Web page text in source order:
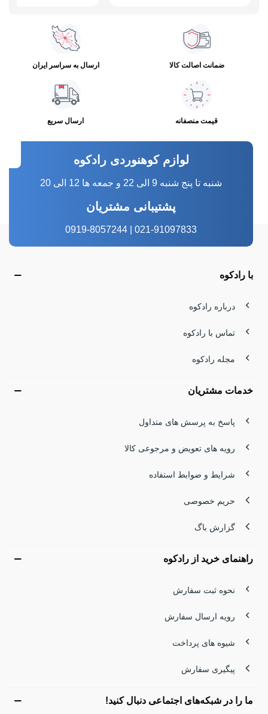
ضمانت اصالت کالا ارسال به سراسر ایران
قیمت منصفانه ارسال سریع
لوازم کوهنوردی رادکوه
شنبه تا پنج شنبه 9 الی 22 و جمعه ها 12 الی 20
پشتیبانی مشتریان
021-91097833 | 0919-8057244
با رادکوه
درباره رادکوه
تماس با رادکوه
مجله رادکوه
خدمات مشتریان
پاسخ به پرسش های متداول
رویه های تعویض و مرجوعی کالا
شرایط و ضوابط استفاده
حریم خصوصی
گزارش باگ
راهنمای خرید از رادکوه
نحوه ثبت سفارش
رویه ارسال سفارش
شیوه های پرداخت
پیگیری سفارش
ما را در شبکه‌های اجتماعی دنبال کنید!